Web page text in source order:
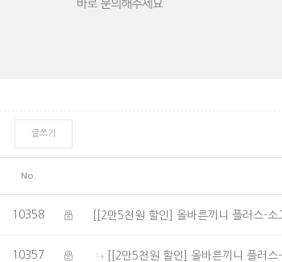
글쓰기
No.
10358 [[2만5천원 할인] 올바른끼니 플러스-
10357 [[2만5천원 할인] 올바른끼니 플러